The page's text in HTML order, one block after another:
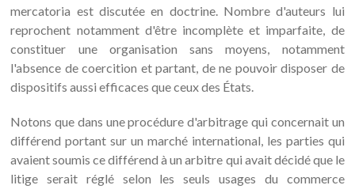
mercatoria est discutée en doctrine. Nombre d'auteurs lui
reprochent notamment d'être incomplète et imparfaite, de
constituer une organisation sans moyens, notamment
l'absence de coercition et partant, de ne pouvoir disposer de
dispositifs aussi efficaces que ceux des États.
Notons que dans une procédure d'arbitrage qui concernait un
différend portant sur un marché international, les parties qui
avaient soumis ce différend à un arbitre qui avait décidé que le
litige serait réglé selon les seuls usages du commerce